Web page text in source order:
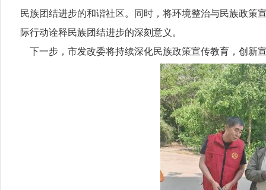
民族团结进步的和谐社区。同时，将环境整治与民族政策
际行动诠释民族团结进步的深刻意义。
下一步，市发改委将持续深化民族政策宣传教育，创新